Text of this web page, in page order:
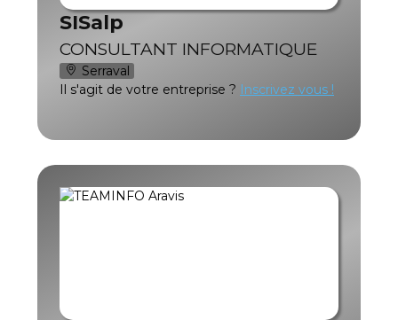
SISalp
CONSULTANT INFORMATIQUE
Serraval
Il s'agit de votre entreprise ? Inscrivez vous !